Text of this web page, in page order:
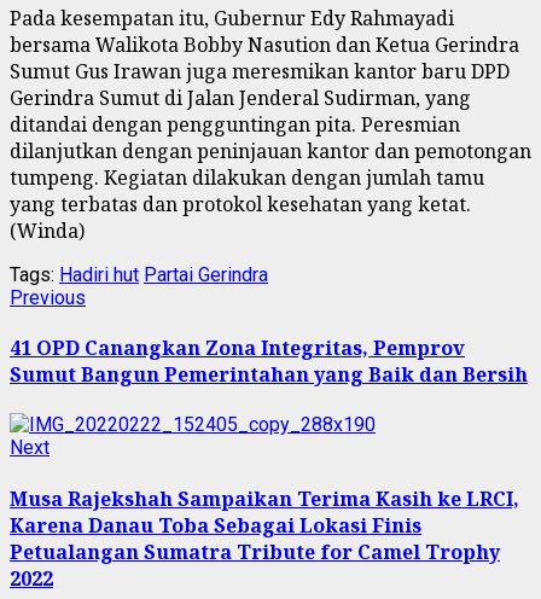
Pada kesempatan itu, Gubernur Edy Rahmayadi
bersama Walikota Bobby Nasution dan Ketua Gerindra
Sumut Gus Irawan juga meresmikan kantor baru DPD
Gerindra Sumut di Jalan Jenderal Sudirman, yang
ditandai dengan pengguntingan pita. Peresmian
dilanjutkan dengan peninjauan kantor dan pemotongan
tumpeng. Kegiatan dilakukan dengan jumlah tamu
yang terbatas dan protokol kesehatan yang ketat.
(Winda)
Tags: Hadiri hut Partai Gerindra
Continue
Reading
Previous
41 OPD Canangkan Zona Integritas, Pemprov
Sumut Bangun Pemerintahan yang Baik dan Bersih
NextNext
Musa Rajekshah Sampaikan Terima Kasih ke LRCI,
Karena Danau Toba Sebagai Lokasi Finis
Petualangan Sumatra Tribute for Camel Trophy
2022